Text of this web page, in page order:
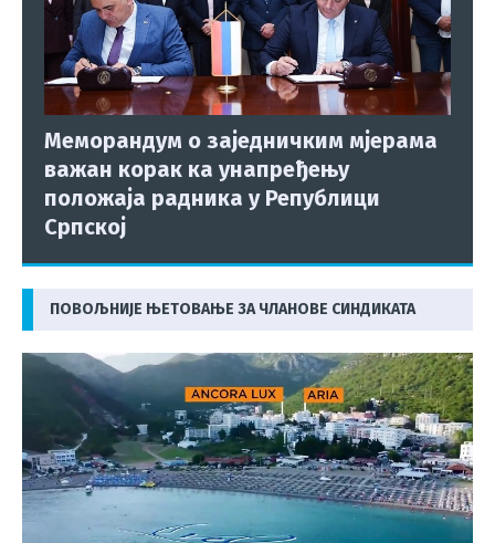
Меморандум о заједничким мјерама
важан корак ка унапређењу
положаја радника у Републици
Српској
ПОВОЉНИЈЕ ЊЕТОВАЊЕ ЗА ЧЛАНОВЕ СИНДИКАТА